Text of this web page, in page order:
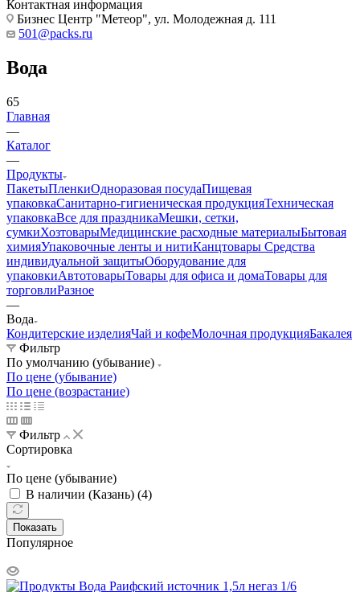
Контактная информация
Бизнес Центр "Метеор", ул. Молодежная д. 111
501@packs.ru
Вода
65
Главная
—
Каталог
—
Продукты
ПакетыПленкиОдноразовая посудаПищевая
упаковкаСанитарно-гигиеническая продукцияТехническая
упаковкаВсе для праздникаМешки, сетки,
сумкиХозтоварыМедицинские расходные материалыБытовая
химияУпаковочные ленты и нитиКанцтовары Средства
индивидуальной защитыОборудование для
упаковкиАвтотоварыТовары для офиса и домаТовары для
торговлиРазное
—
Вода
Кондитерские изделияЧай и кофеМолочная продукцияБакалея
Фильтр
По умолчанию (убывание)
По цене (убывание)
По цене (возрастание)
Фильтр
Сортировка
По цене (убывание)
В наличии (Казань) (4)
Показать
Популярное